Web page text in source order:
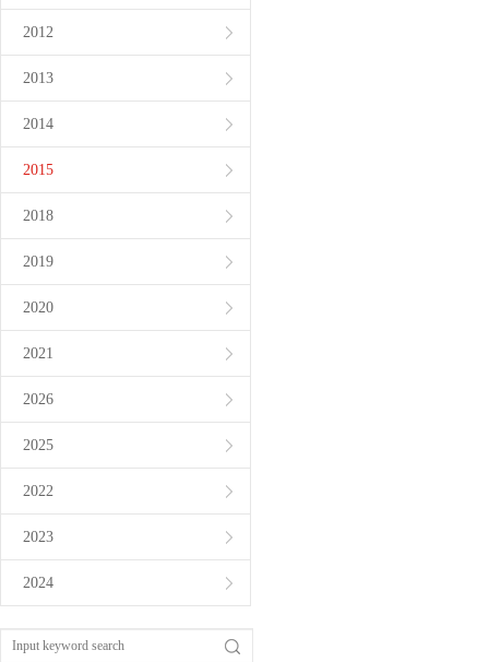
2012
2013
2014
2015
2018
2019
2020
2021
2026
2025
2022
2023
2024